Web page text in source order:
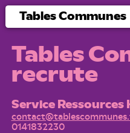
Tables Communes
Tables
recrute
Service Ressources
0141832230